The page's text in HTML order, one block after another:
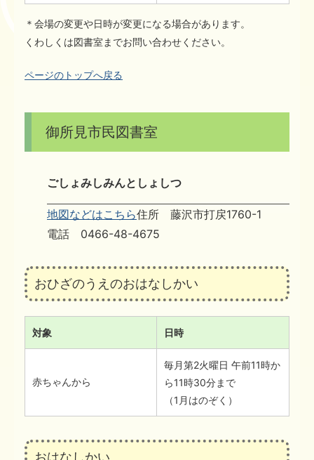
＊会場の変更や日時が変更になる場合があります。
くわしくは図書室までお問い合わせください。
ページのトップへ戻る
御所見市民図書室
ごしょみしみんとしょしつ
地図などはこちら住所 藤沢市打戻1760-1
電話 0466-48-4675
おひざのうえのおはなしかい
対象 日時
赤ちゃんから
毎月第2火曜日 午前11時か
ら11時30分まで
（1月はのぞく）
おはなしかい